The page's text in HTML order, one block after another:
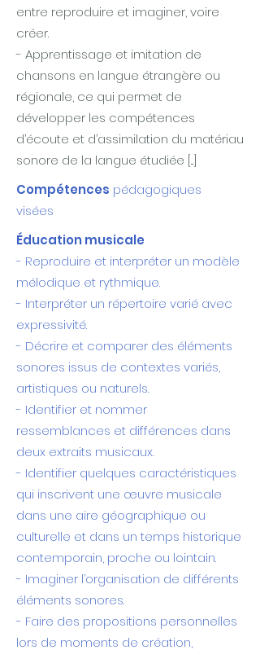
entre reproduire et imaginer, voire
créer.
- Apprentissage et imitation de
chansons en langue étrangère ou
régionale, ce qui permet de
développer les compétences
d’écoute et d’assimilation du matériau
sonore de la langue étudiée [...]
Compétences pédagogiques
visées
Éducation musicale
- Reproduire et interpréter un modèle
mélodique et rythmique.
- Interpréter un répertoire varié avec
expressivité.
- Décrire et comparer des éléments
sonores issus de contextes variés,
artistiques ou naturels.
- Identifier et nommer
ressemblances et différences dans
deux extraits musicaux.
- Identifier quelques caractéristiques
qui inscrivent une œuvre musicale
dans une aire géographique ou
culturelle et dans un temps historique
contemporain, proche ou lointain.
- Imaginer l’organisation de différents
éléments sonores.
- Faire des propositions personnelles
lors de moments de création,